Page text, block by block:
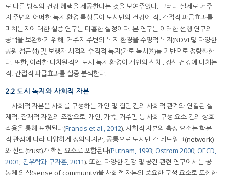
로 다른 방식의 건강 혜택을 제공한다는 것을 보여주었다. 그러나 실제로 거주
지 주변의 어떠한 녹지 환경 특성들이 도시민의 건강에 직․간접적 파급효과를
미치는지에 대한 실증 연구는 미흡한 실정이다. 본 연구는 이러한 선행 연구의
공백을 보완하기 위해, 거주지 주변의 녹지 환경을 수평적 녹지(NDVI 및 다양한
공원 접근성) 및 보행자 시점의 수직적 녹지(가로 녹시율)를 기반으로 정량화한
다. 또한, 이러한 다차원적인 도시 녹지 환경이 개인의 신체․정신 건강에 미치는
직․간접적 파급효과를 실증 분석한다.
2.2 도시 녹지와 사회적 자본
사회적 자본은 사회를 구성하는 개인 및 집단 간의 사회적 관계와 연결된 실
제적․잠재적 자원의 조합으로, 개인, 가족, 거주민 등 사회 구성 요소 간의 상호
작용을 통해 표현된다(Francis et al., 2012). 사회적 자본의 측정 요소는 학문
적 관점에 따라 다양하게 정의되지만, 공통으로 도시민 간 네트워크(network)
와 신뢰(trust)가 핵심 요소로 포함된다(Putnam, 1993; Ostrom 2000; OECD,
2001; 김우락과 구자훈, 2011). 또한, 다양한 건강 및 공간 관련 연구에서는 공
동체 의식(sense of community)을 사회적 자본의 중요한 구성 요소로 포함한